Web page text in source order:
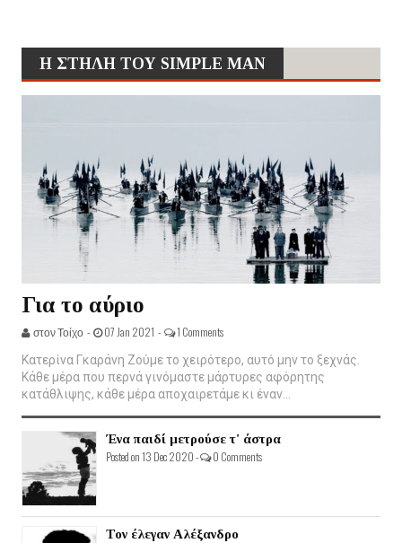
Η ΣΤΗΛΗ ΤΟΥ SIMPLE MAN
Για το αύριο
στον Τοίχο - 07 Jan 2021 - 1 Comments
Κατερίνα Γκαράνη Ζούμε το χειρότερο, αυτό μην το ξεχνάς.
Κάθε μέρα που περνά γινόμαστε μάρτυρες αφόρητης
κατάθλιψης, κάθε μέρα αποχαιρετάμε κι έναν...
Ένα παιδί μετρούσε τ' άστρα
Posted on 13 Dec 2020 - 0 Comments
Τον έλεγαν Αλέξανδρο